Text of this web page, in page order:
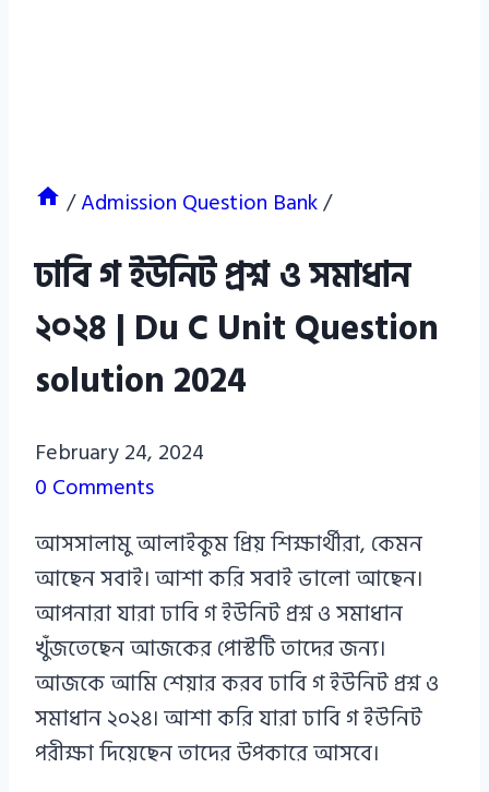
/Admission Question Bank/
ঢাবি গ ইউনিট প্রশ্ন ও সমাধান
২০২৪ | Du C Unit Question
solution 2024
Azizul
Haque
Haque
February 24, 2024
0 Comments
আসসালামু আলাইকুম প্রিয় শিক্ষার্থীরা, কেমন
আছেন সবাই। আশা করি সবাই ভালো আছেন।
আপনারা যারা ঢাবি গ ইউনিট প্রশ্ন ও সমাধান
খুঁজতেছেন আজকের পোস্টটি তাদের জন্য।
আজকে আমি শেয়ার করব ঢাবি গ ইউনিট প্রশ্ন ও
সমাধান ২০২৪। আশা করি যারা ঢাবি গ ইউনিট
পরীক্ষা দিয়েছেন তাদের উপকারে আসবে।